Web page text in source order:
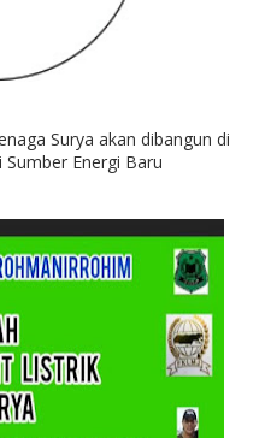
Surya akan dibangun di
Sumber Energi Baru